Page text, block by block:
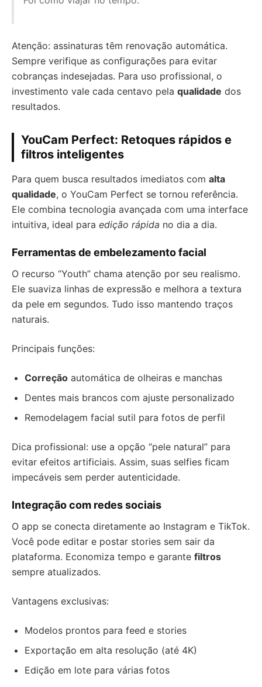
Atenção: assinaturas têm renovação automática.
Sempre verifique as configurações para evitar
cobranças indesejadas. Para uso profissional, o
investimento vale cada centavo pela qualidade dos
resultados.
YouCam Perfect: Retoques rápidos e
filtros inteligentes
Para quem busca resultados imediatos com alta
qualidade, o YouCam Perfect se tornou referência.
Ele combina tecnologia avançada com uma interface
intuitiva, ideal para edição rápida no dia a dia.
Ferramentas de embelezamento facial
O recurso “Youth” chama atenção por seu realismo.
Ele suaviza linhas de expressão e melhora a textura
da pele em segundos. Tudo isso mantendo traços
naturais.
Principais funções:
Correção automática de olheiras e manchas
Dentes mais brancos com ajuste personalizado
Remodelagem facial sutil para fotos de perfil
Dica profissional: use a opção “pele natural” para
evitar efeitos artificiais. Assim, suas selfies ficam
impecáveis sem perder autenticidade.
Integração com redes sociais
O app se conecta diretamente ao Instagram e TikTok.
Você pode editar e postar stories sem sair da
plataforma. Economiza tempo e garante filtros
sempre atualizados.
Vantagens exclusivas:
Modelos prontos para feed e stories
Exportação em alta resolução (até 4K)
Edição em lote para várias fotos